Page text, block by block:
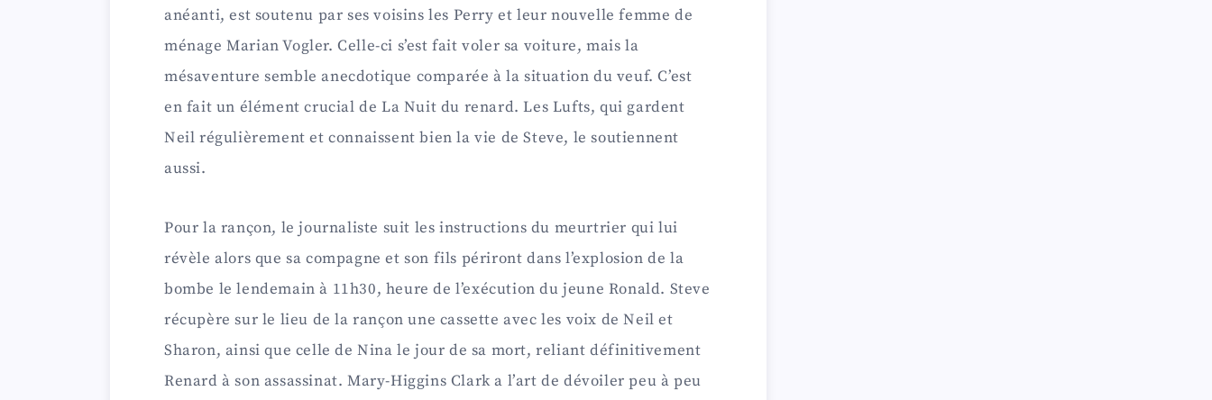
anéanti, est soutenu par ses voisins les Perry et leur nouvelle femme de
ménage Marian Vogler. Celle-ci s’est fait voler sa voiture, mais la
mésaventure semble anecdotique comparée à la situation du veuf. C’est
en fait un élément crucial de La Nuit du renard. Les Lufts, qui gardent
Neil régulièrement et connaissent bien la vie de Steve, le soutiennent
aussi.
Pour la rançon, le journaliste suit les instructions du meurtrier qui lui
révèle alors que sa compagne et son fils périront dans l’explosion de la
bombe le lendemain à 11h30, heure de l’exécution du jeune Ronald. Steve
récupère sur le lieu de la rançon une cassette avec les voix de Neil et
Sharon, ainsi que celle de Nina le jour de sa mort, reliant définitivement
Renard à son assassinat. Mary-Higgins Clark a l’art de dévoiler peu à peu